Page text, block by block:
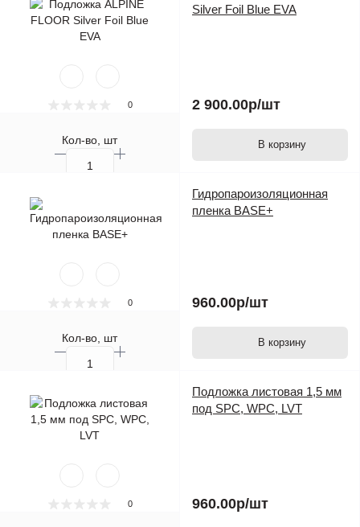
0
Кол-во, шт
Silver Foil Blue EVA
2 900.00р/шт
В корзину
0
Кол-во, шт
Гидропароизоляционная
пленка BASE+
960.00р/шт
В корзину
0
Подложка листовая 1,5 мм
под SPC, WPC, LVT
960.00р/шт